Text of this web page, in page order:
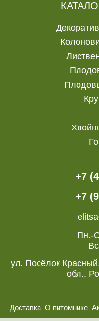
+7
+7
Пн.-
ул. Посёлок
обл.,
Доставка О питомнике